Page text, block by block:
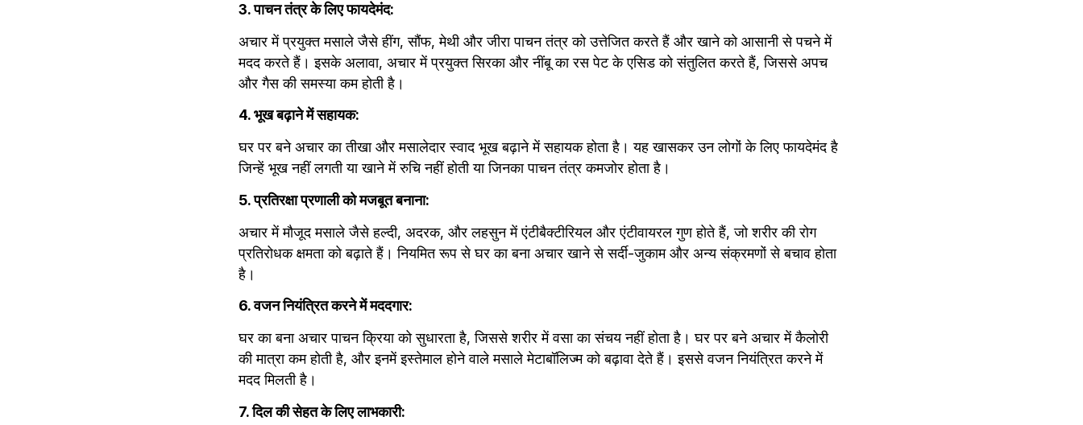
3. पाचन तंत्र के लिए फायदेमंद:
अचार में प्रयुक्त मसाले जैसे हींग, सौंफ, मेथी और जीरा पाचन तंत्र को उत्तेजित करते हैं और खाने को आसानी से पचने में
मदद करते हैं। इसके अलावा, अचार में प्रयुक्त सिरका और नींबू का रस पेट के एसिड को संतुलित करते हैं, जिससे अपच
और गैस की समस्या कम होती है।
4. भूख बढ़ाने में सहायक:
घर पर बने अचार का तीखा और मसालेदार स्वाद भूख बढ़ाने में सहायक होता है। यह खासकर उन लोगों के लिए फायदेमंद है
जिन्हें भूख नहीं लगती या खाने में रुचि नहीं होती या जिनका पाचन तंत्र कमजोर होता है।
5. प्रतिरक्षा प्रणाली को मजबूत बनाना:
अचार में मौजूद मसाले जैसे हल्दी, अदरक, और लहसुन में एंटीबैक्टीरियल और एंटीवायरल गुण होते हैं, जो शरीर की रोग
प्रतिरोधक क्षमता को बढ़ाते हैं। नियमित रूप से घर का बना अचार खाने से सर्दी-जुकाम और अन्य संक्रमणों से बचाव होता
है।
6. वजन नियंत्रित करने में मददगार:
घर का बना अचार पाचन क्रिया को सुधारता है, जिससे शरीर में वसा का संचय नहीं होता है। घर पर बने अचार में कैलोरी
की मात्रा कम होती है, और इनमें इस्तेमाल होने वाले मसाले मेटाबॉलिज्म को बढ़ावा देते हैं। इससे वजन नियंत्रित करने में
मदद मिलती है।
7. दिल की सेहत के लिए लाभकारी: